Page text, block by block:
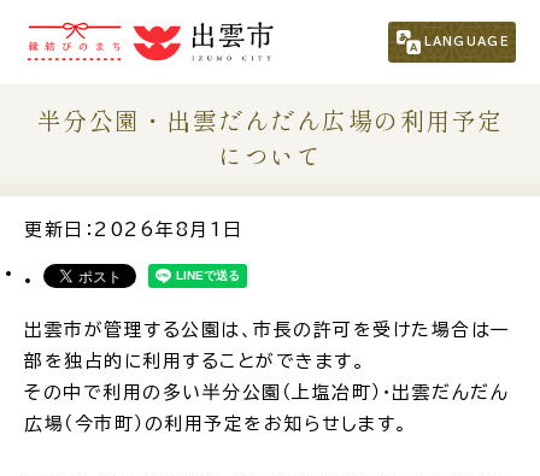
LANGUAGE
市民の方 （くらし・行政・議会）
事業者の方
外国人の方へ
新着情報一覧
半分公園・出雲だんだん広場の利用予定
について
更新日：2026年8月1日
出雲市が管理する公園は、市長の許可を受けた場合は一
部を独占的に利用することができます。
その中で利用の多い半分公園（上塩冶町）・出雲だんだん
広場（今市町）の利用予定をお知らせします。